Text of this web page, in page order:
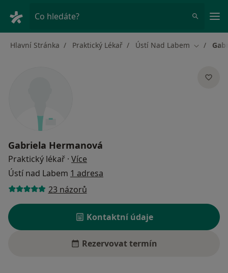
Co hledáte?
Hlavní Stránka Praktický Lékař Ústí Nad Labem Změna
Gabriela Hermanová
Praktický lékař · Více
Ústí nad Labem 1 adresa
23 názorů
Kontaktní údaje
Rezervovat termín